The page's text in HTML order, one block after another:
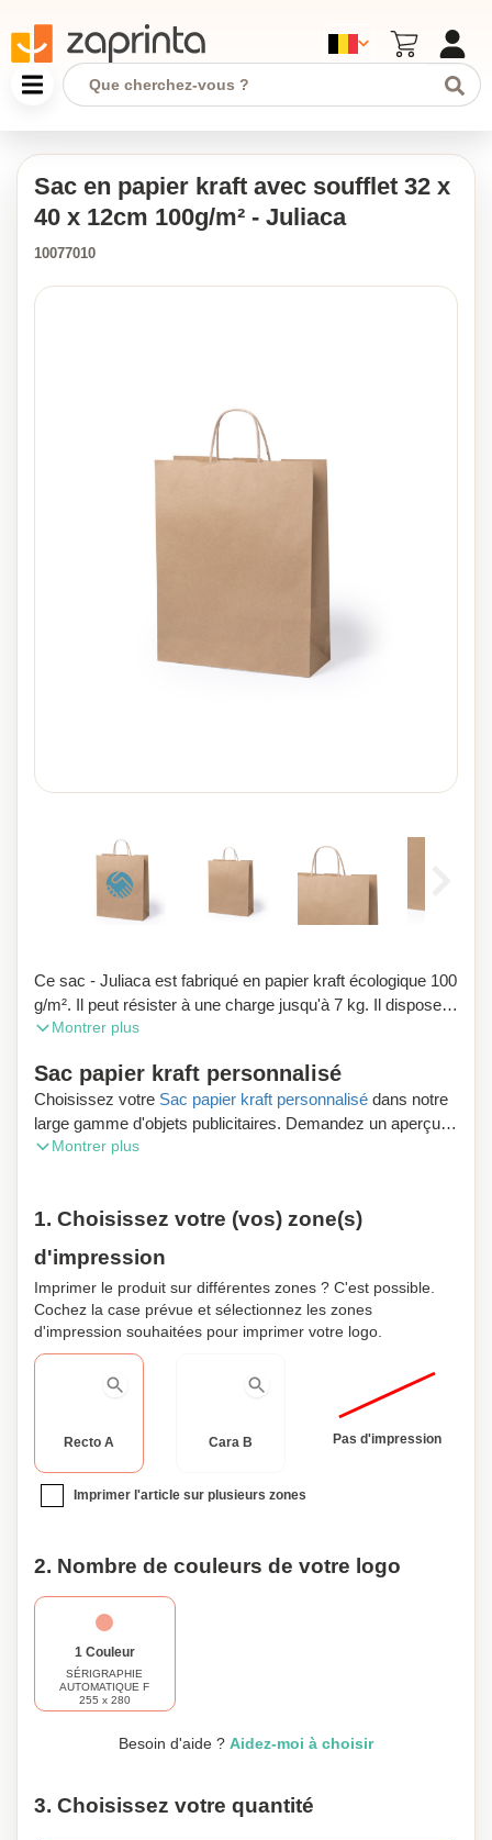
Sac en papier kraft avec soufflet 32 x
40 x 12cm 100g/m² - Juliaca
10077010
Ce sac - Juliaca est fabriqué en papier kraft écologique 100
g/m². Il peut résister à une charge jusqu'à 7 kg. Il dispose
de soufflets pour un dépliage facile et de poignées
Montrer plus
Sac papier kraft personnalisé
Choisissez votre Sac papier kraft personnalisé dans notre
large gamme d'objets publicitaires. Demandez un aperçu
numérique gratuit et profitez de la livraison gratuite de votre
Vous désirez passer commande des produits publicitaires
est votre spécialiste. Obtenez des frais de livraison offerts
en commandant dans la boutique en ligne Zaprinta.be.
Besoin de d'aide ? Contactez avec nos conseillers. Ils
vous conseilleront de façon claire et rapide.
Montrer plus
1. Choisissez votre (vos) zone(s)
d'impression
Imprimer le produit sur différentes zones ? C'est possible.
Cochez la case prévue et sélectionnez les zones
d'impression souhaitées pour imprimer votre logo.
Recto A Cara B Pas d'impression
Imprimer l'article sur plusieurs zones
2. Nombre de couleurs de votre logo
1 Couleur
SÉRIGRAPHIE
AUTOMATIQUE F
255 x 280
Besoin d'aide ? Aidez-moi à choisir
3. Choisissez votre quantité